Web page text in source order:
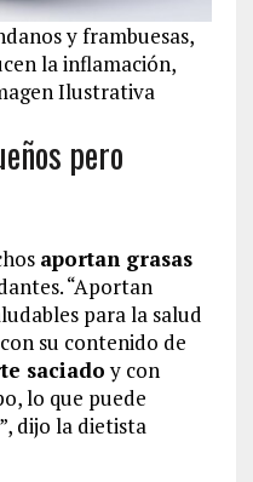
y frambuesas,
la inflamación,
Ilustrativa
pero
aportan grasas
“Aportan
para la salud
su contenido de
saciadoy con
lo que puede
dijo la dietista